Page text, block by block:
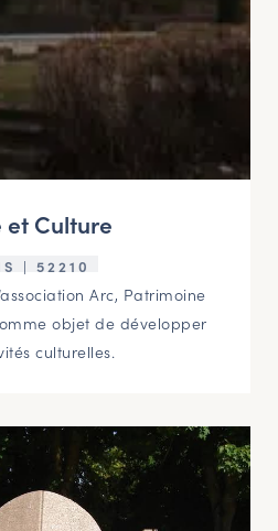
Culture
| 52210
Arc, Patrimoine
objet de développer
culturelles.